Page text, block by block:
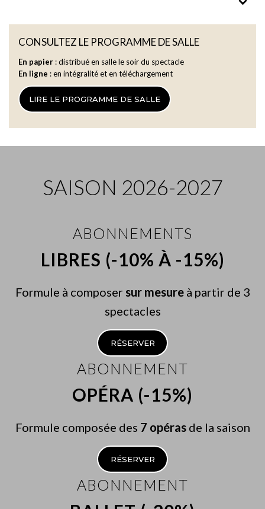
LA RONDINE
« Chi il bel sogno di Lauretta »
(Elisabeth Moussous)
Wolfgang Amadeus Mozart(1756-1791)
L’ENLÈVEMENT AU SÉRAIL
« O, wie will ich Triumphieren »
Wolfgang Amadeus Mozart
« Parto, parto, ma tu ben mio »
LAKMÉ
« Viens, Malika » (duo des fleurs)
Jacques Offenbach (1819-1880)
LES CONTES D’HOFFMANN
Acte IV, n°25 et n° 30 « Elle a fui… Tu ne chanteras plus …
(Elisabeth Moussous, Raphaele Green, Kofi Hayford)
Joshua Uzoigwe (1946-2005)
(Thomas Tacquet)
CONSULTEZ LE PROGRAMME DE SALLE
En papier : distribué en salle le soir du spectacle
En ligne : en intégralité et en téléchargement
LIRE LE PROGRAMME DE SALLE
SAISON 2026-2027
ABONNEMENTS
LIBRES (-10% À -15%)
Formule à composer sur mesureà partir de 3
spectacles
RÉSERVER
ABONNEMENT
OPÉRA (-15%)
Formule composée des 7 opérasde la saison
RÉSERVER
ABONNEMENT